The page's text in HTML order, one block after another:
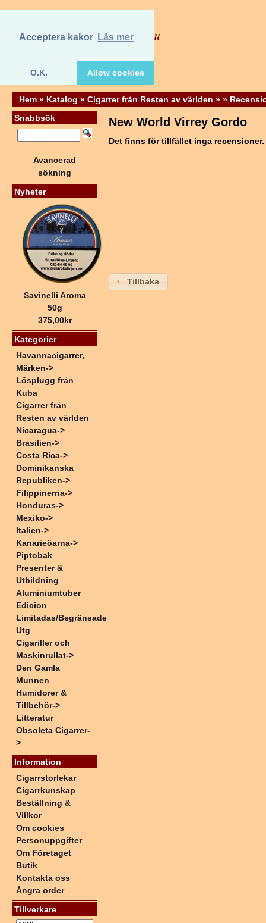
Acceptera kakor Läs mer
O.K. Allow cookies
Hem » Katalog » Cigarrer från Resten av världen » »
New World Virrey Gordo
Det finns för tillfället inga recensioner.
Tillbaka
Snabbsök
Avancerad
sökning
Nyheter
Savinelli Aroma
50g
375,00kr
Kategorier
Havannacigarrer,
Märken->
Lösplugg från
Kuba
Cigarrer från
Resten av världen
Nicaragua->
Brasilien->
Costa Rica->
Dominikanska
Republiken->
Filippinerna->
Honduras->
Mexiko->
Italien->
Kanarieöarna->
Piptobak
Presenter &
Utbildning
Aluminiumtuber
Edicion
Limitadas/Begränsade
Utg
Cigariller och
Maskinrullat->
Den Gamla
Munnen
Humidorer &
Tillbehör->
Litteratur
Obsoleta Cigarrer-
>
Information
Cigarrstorlekar
Cigarrkunskap
Beställning &
Villkor
Om cookies
Personuppgifter
Om Företaget
Butik
Kontakta oss
Ångra order
Tillverkare